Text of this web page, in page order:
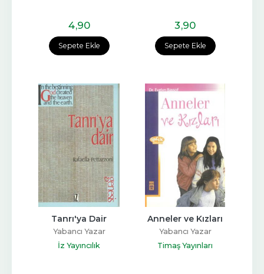
Sepete Ekle
4,90
Sepete Ekle
3,90
Tanrı'ya Dair
Yabancı Yazar
İz Yayıncılık
Anneler ve Kızları
Yabancı Yazar
Timaş Yayınları